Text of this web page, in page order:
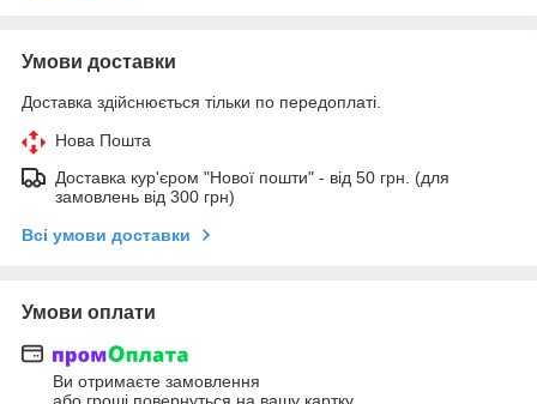
Умови доставки
Доставка здійснюється тільки по передоплаті.
Нова Пошта
Доставка кур'єром "Нової пошти" - від 50 грн. (для
замовлень від 300 грн)
Всі умови доставки
Умови оплати
Ви отримаєте замовлення